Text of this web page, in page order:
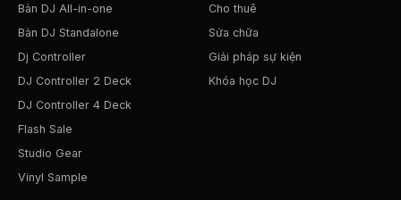
Bàn DJ All-in-one
Bàn DJ Standalone
Dj Controller
DJ Controller 2 Deck
DJ Controller 4 Deck
Flash Sale
Studio Gear
Vinyl Sample
Cho thuê
Sửa chữa
Giải pháp sự kiện
Khóa học DJ